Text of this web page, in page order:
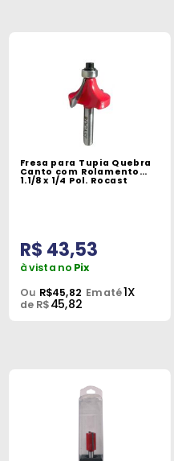
Fresa para Tupia Quebra
Canto com Rolamento
1.1/8 x 1/4 Pol. Rocast
R$ 43,53
à vista no Pix
Ou R$45,82 Em até1X
de R$45,82